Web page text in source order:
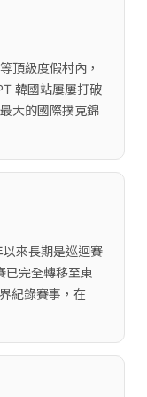
頂級度假村內，
韓國站屢屢打破
大的國際撲克錦
來長期是巡迴賽
已完全轉移至東
紀錄賽事，在